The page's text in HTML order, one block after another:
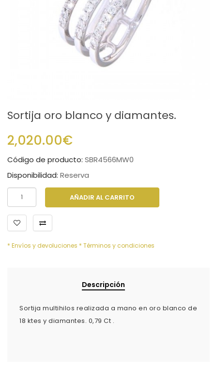
Sortija oro blanco y diamantes.
2,020.00€
Código de producto: SBR4566MW0
Disponibilidad: Reserva
AÑADIR AL CARRITO
* Envíos y devoluciones * Términos y condiciones
Descripción
Sortija multihilos realizada a mano en oro blanco de
18 ktes y diamantes. 0,79 Ct .